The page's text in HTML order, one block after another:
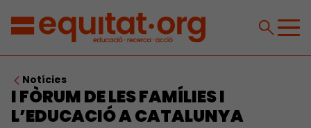
Notícies
I FÒRUM DE LES FAMÍLIES I
L’EDUCACIÓ A CATALUNYA